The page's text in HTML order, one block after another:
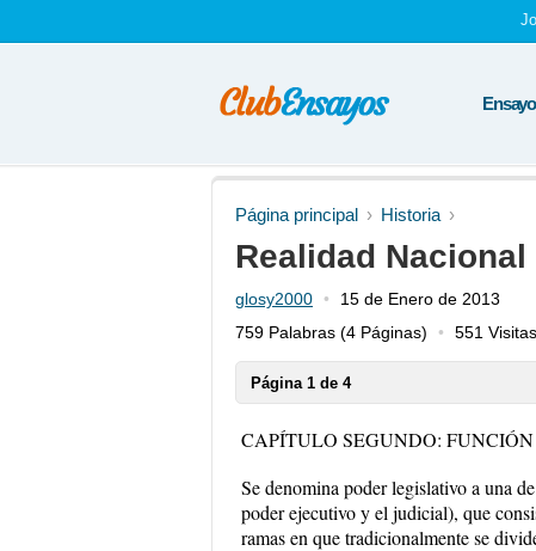
Página principal Historia
Realidad Nacional
glosy2000
15 de Enero de 2013
759 Palabras (4 Páginas) 551 Visitas
Página 1 de 4
CAPÍTULO SEGUNDO:
Se denomina poder legislativo a una
poder ejecutivo y el judicial), que
ramas en que tradicionalmente se